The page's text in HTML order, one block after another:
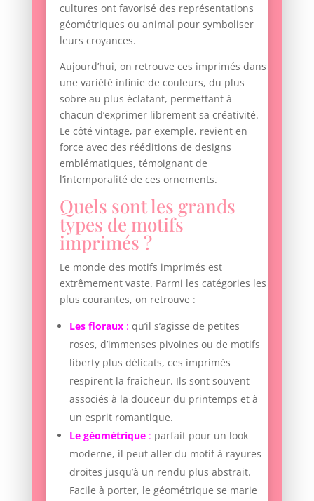
cultures ont favorisé des représentations
géométriques ou animal pour symboliser
leurs croyances.
Aujourd’hui, on retrouve ces imprimés dans
une variété infinie de couleurs, du plus
sobre au plus éclatant, permettant à
chacun d’exprimer librement sa créativité.
Le côté vintage, par exemple, revient en
force avec des rééditions de designs
emblématiques, témoignant de
l’intemporalité de ces ornements.
Quels sont les grands
types de motifs
imprimés ?
Le monde des motifs imprimés est
extrêmement vaste. Parmi les catégories les
plus courantes, on retrouve :
Les floraux: qu’il s’agisse de petites
roses, d’immenses pivoines ou de motifs
liberty plus délicats, ces imprimés
respirent la fraîcheur. Ils sont souvent
associés à la douceur du printemps et à
un esprit romantique.
Le géométrique: parfait pour un look
moderne, il peut aller du motif à rayures
droites jusqu’à un rendu plus abstrait.
Facile à porter, le géométrique se marie